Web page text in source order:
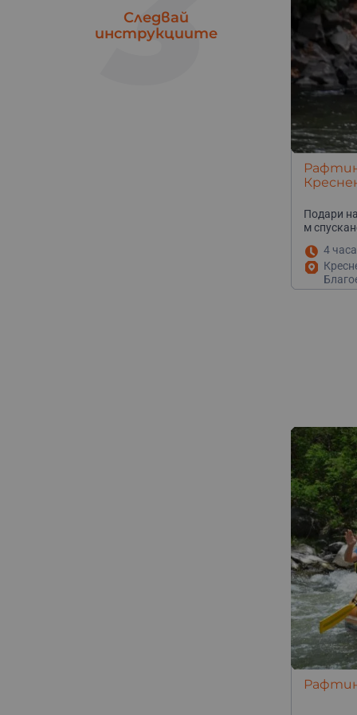
Следвай
инструкциите
Подари
м
4 часа